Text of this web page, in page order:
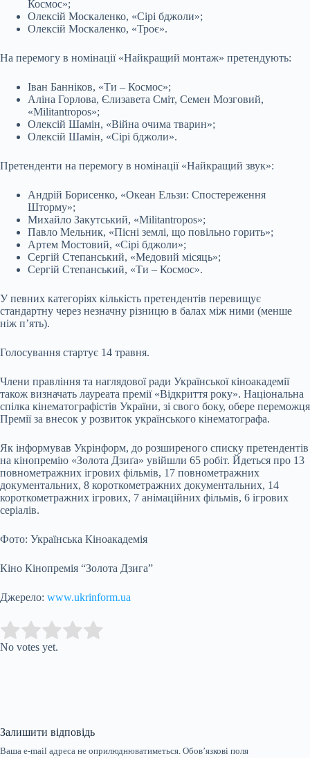
Космос»;
Олексій Москаленко, «Сірі бджоли»;
Олексій Москаленко, «Троє».
На перемогу в номінації «Найкращий монтаж» претендують:
Іван Банніков, «Ти – Космос»;
Аліна Горлова, Єлизавета Сміт, Семен Мозговий,
«Militantropos»;
Олексій Шамін, «Війна очима тварин»;
Олексій Шамін, «Сірі бджоли».
Претенденти на перемогу в номінації «Найкращий звук»:
Андрій Борисенко, «Океан Ельзи: Спостереження
Шторму»;
Михайло Закутський, «Militantropos»;
Павло Мельник, «Пісні землі, що повільно горить»;
Артем Мостовий, «Сірі бджоли»;
Сергій Степанський, «Медовий місяць»;
Сергій Степанський, «Ти – Космос».
У певних категоріях кількість претендентів перевищує
стандартну через незначну різницю в балах між ними (менше
ніж п’ять).
Голосування стартує 14 травня.
Члени правління та наглядової ради Української кіноакадемії
також визначать лауреата премії «Відкриття року». Національна
спілка кінематографістів України, зі свого боку, обере переможця
Премії за внесок у розвиток українського кінематографа.
Як інформував Укрінформ, до розширеного списку претендентів
на кінопремію «Золота Дзиґа» увійшли 65 робіт. Йдеться про 13
повнометражних ігрових фільмів, 17 повнометражних
документальних, 8 короткометражних документальних, 14
короткометражних ігрових, 7 анімаційних фільмів, 6 ігрових
серіалів.
Фото: Українська Кіноакадемія
Кіно Кінопремія “Золота Дзига”
Джерело: www.ukrinform.ua
Rate this item:
No votes yet.
Залишити відповідь
Ваша e-mail адреса не оприлюднюватиметься. Обов’язкові поля